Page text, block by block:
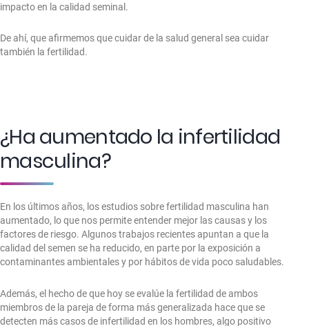
impacto en la calidad seminal.
De ahí, que afirmemos que cuidar de la salud general sea cuidar
también la fertilidad.
¿Ha aumentado la infertilidad
masculina?
En los últimos años, los estudios sobre fertilidad masculina han
aumentado, lo que nos permite entender mejor las causas y los
factores de riesgo. Algunos trabajos recientes apuntan a que la
calidad del semen se ha reducido, en parte por la exposición a
contaminantes ambientales y por hábitos de vida poco saludables.
Además, el hecho de que hoy se evalúe la fertilidad de ambos
miembros de la pareja de forma más generalizada hace que se
detecten más casos de infertilidad en los hombres, algo positivo